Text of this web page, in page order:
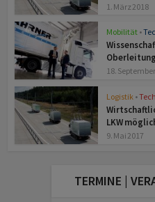
1. März 2018
Mobilität •
18.
Logistik •
LKW
9. Mai 2017
TERMINE |